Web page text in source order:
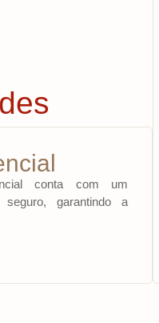
conta com um
garantindo a